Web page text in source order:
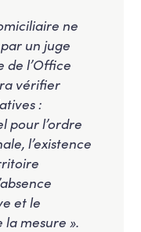
ne
un juge
de l’Office
vérifier
:
pour l’ordre
l’existence
et le
mesure ».